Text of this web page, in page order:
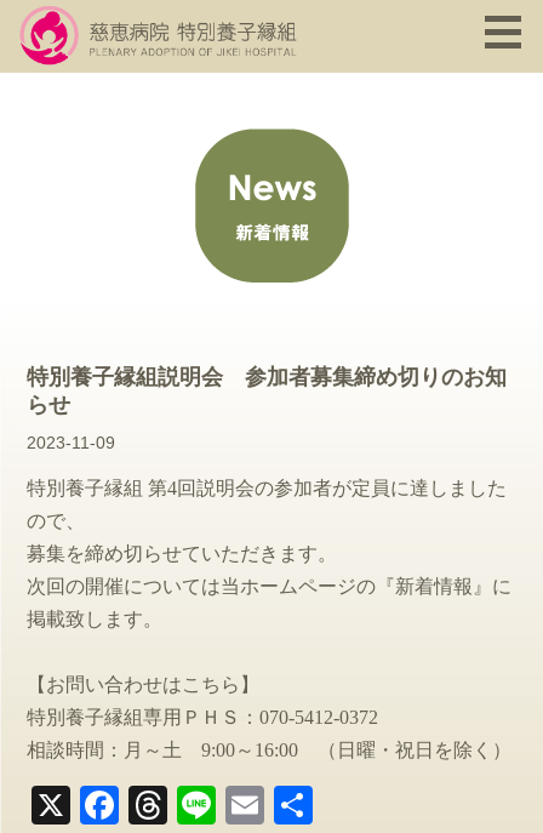
特別養子縁組説明会 参加者募集締め切りのお知
らせ
2023-11-09
特別養子縁組 第4回説明会の参加者が定員に達しました
ので、
募集を締め切らせていただきます。
次回の開催については当ホームページの『新着情報』に
掲載致します。
【お問い合わせはこちら】
特別養子縁組専用ＰＨＳ：070-5412-0372
相談時間：月～土 9:00～16:00 （日曜・祝日を除く）
X Facebook
Threads
LineEmail